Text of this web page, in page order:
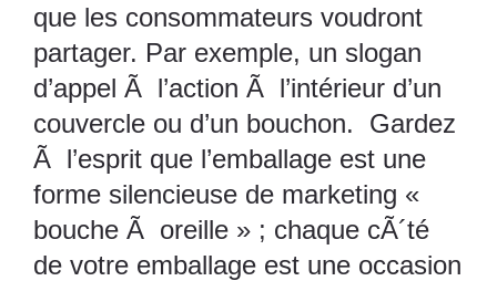
que les consommateurs voudront
partager. Par exemple, un slogan
d’appel Ã l’action Ã l’intérieur d’un
couvercle ou d’un bouchon. Gardez
Ã l’esprit que l’emballage est une
forme silencieuse de marketing «
bouche Ã oreille » ; chaque cÃ´té
de votre emballage est une occasion